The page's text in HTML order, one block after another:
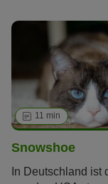
Wer das Glück
Samtpfote
sich über eine
Begleiterin mit
Charakter freuen.
11 min
Snowshoe
In Deutschland ist